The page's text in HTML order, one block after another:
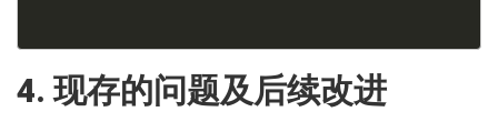
4. 现存的问题及后续改进